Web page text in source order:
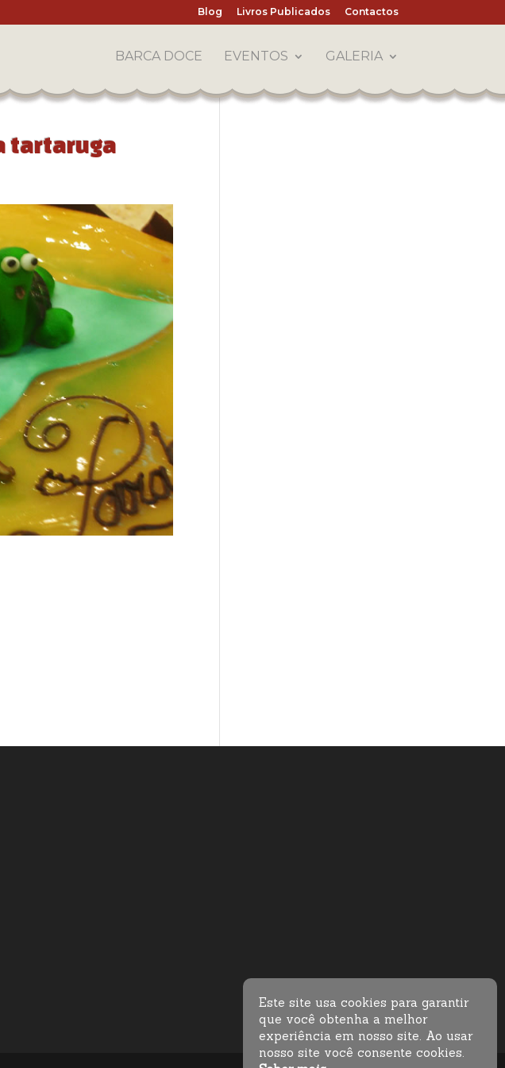
Blog Livros Publicados Contactos
BARCA DOCE EVENTOS GALERIA
tartaruga
Este site usa cookies para garantir
que você obtenha a melhor
experiência em nosso site. Ao usar
nosso site você consente cookies.